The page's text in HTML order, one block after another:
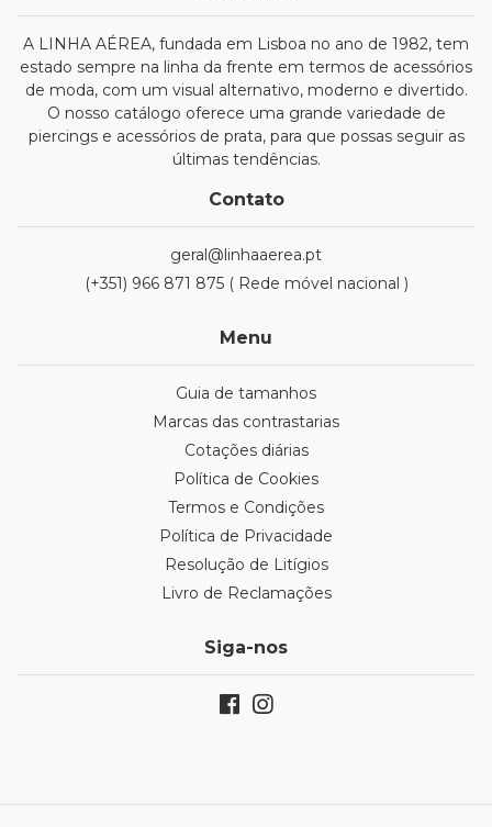
A LINHA AÉREA, fundada em Lisboa no ano de 1982, tem
estado sempre na linha da frente em termos de acessórios
de moda, com um visual alternativo, moderno e divertido.
O nosso catálogo oferece uma grande variedade de
piercings e acessórios de prata, para que possas seguir as
últimas tendências.
Contato
geral@linhaaerea.pt
(+351) 966 871 875 ( Rede móvel nacional )
Menu
Guia de tamanhos
Marcas das contrastarias
Cotações diárias
Política de Cookies
Termos e Condições
Política de Privacidade
Resolução de Litígios
Livro de Reclamações
Siga-nos